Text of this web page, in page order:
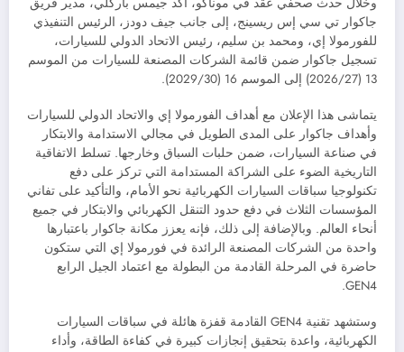
جاكوار تي سي إس ريسينج، إلى جانب جيف دودز، الرئيس التنفيذي
للفورمولا إي، ومحمد بن سليم، رئيس الاتحاد الدولي للسيارات،
تسجيل جاكوار ضمن قائمة الشركات المصنعة للسيارات من الموسم
13 (2026/27) إلى الموسم 16 (2029/30).
يتماشى هذا الإعلان مع أهداف الفورمولا إي والاتحاد الدولي للسيارات
وأهداف جاكوار على المدى الطويل في مجالي الاستدامة والابتكار
في صناعة السيارات، ضمن حلبات السباق وخارجها. تسلط الاتفاقية
التاريخية الضوء على الشراكة المستدامة التي تركز على دفع
تكنولوجيا سباقات السيارات الكهربائية نحو الأمام، والتأكيد على تفاني
المؤسسات الثلاث في دفع حدود التنقل الكهربائي والابتكار في جميع
أنحاء العالم. وبالإضافة إلى ذلك، فإنه يعزز مكانة جاكوار باعتبارها
واحدة من الشركات المصنعة الرائدة في فورمولا إي التي ستكون
حاضرة في المرحلة القادمة من البطولة مع اعتماد الجيل الرابع
GEN4.
وستشهد تقنية GEN4 القادمة قفزة هائلة في سباقات السيارات
الكهربائية، واعدة بتحقيق إنجازات كبيرة في كفاءة الطاقة، وأداء